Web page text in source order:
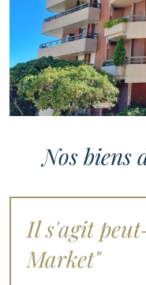
Nos biens
Il s'agit
Market"